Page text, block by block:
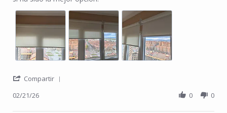
Compartir
02/21/26 0 0